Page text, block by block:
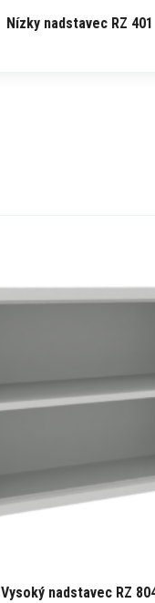
Nízky nadstavec RZ 401
Vysoký nadstavec RZ